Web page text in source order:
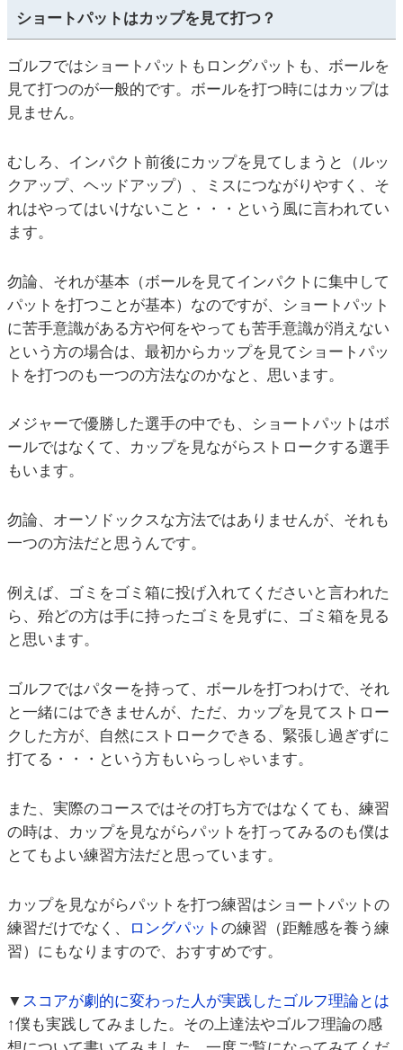
ショートパットはカップを見て打つ？
ゴルフではショートパットもロングパットも、ボールを
見て打つのが一般的です。ボールを打つ時にはカップは
見ません。
むしろ、インパクト前後にカップを見てしまうと（ルッ
クアップ、ヘッドアップ）、ミスにつながりやすく、そ
れはやってはいけないこと・・・という風に言われてい
ます。
勿論、それが基本（ボールを見てインパクトに集中して
パットを打つことが基本）なのですが、ショートパット
に苦手意識がある方や何をやっても苦手意識が消えない
という方の場合は、最初からカップを見てショートパッ
トを打つのも一つの方法なのかなと、思います。
メジャーで優勝した選手の中でも、ショートパットはボ
ールではなくて、カップを見ながらストロークする選手
もいます。
勿論、オーソドックスな方法ではありませんが、それも
一つの方法だと思うんです。
例えば、ゴミをゴミ箱に投げ入れてくださいと言われた
ら、殆どの方は手に持ったゴミを見ずに、ゴミ箱を見る
と思います。
ゴルフではパターを持って、ボールを打つわけで、それ
と一緒にはできませんが、ただ、カップを見てストロー
クした方が、自然にストロークできる、緊張し過ぎずに
打てる・・・という方もいらっしゃいます。
また、実際のコースではその打ち方ではなくても、練習
の時は、カップを見ながらパットを打ってみるのも僕は
とてもよい練習方法だと思っています。
カップを見ながらパットを打つ練習はショートパットの
練習だけでなく、
ロングパット の練習（距離感を養う練
習）にもなりますので、おすすめです。
▼ スコアが劇的に変わった人が実践したゴルフ理論とは
↑僕も実践してみました。その上達法やゴルフ理論の感